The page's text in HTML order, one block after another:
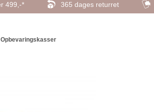
499,-* 365 dages returret
Opbevaringskasser